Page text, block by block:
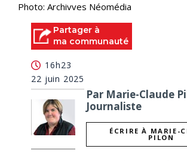
Photo: Archivves Néomédia
Partager à
ma communauté
16h23
22 juin 2025
Par Marie-Claude
Journaliste
ÉCRIRE À MARIE-
PILON